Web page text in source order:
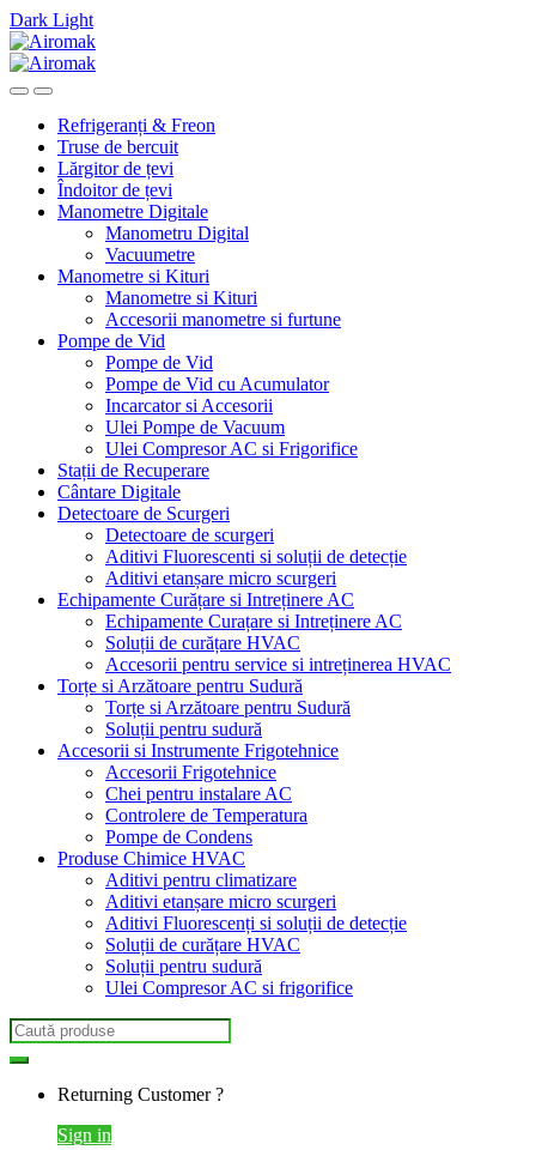
Dark Light
Skip
to
navigation
Skip
to
content
Refrigeranți & Freon
Truse de bercuit
Lărgitor de țevi
Îndoitor de țevi
Manometre Digitale
Manometru Digital
Vacuumetre
Manometre si Kituri
Manometre si Kituri
Accesorii manometre si furtune
Pompe de Vid
Pompe de Vid
Pompe de Vid cu Acumulator
Incarcator si Accesorii
Ulei Pompe de Vacuum
Ulei Compresor AC si Frigorifice
Stații de Recuperare
Cântare Digitale
Detectoare de Scurgeri
Detectoare de scurgeri
Aditivi Fluorescenti si soluții de detecție
Aditivi etanșare micro scurgeri
Echipamente Curățare si Intreținere AC
Echipamente Curațare si Intreținere AC
Soluții de curățare HVAC
Accesorii pentru service si intreținerea HVAC
Torțe si Arzătoare pentru Sudură
Torțe si Arzătoare pentru Sudură
Soluții pentru sudură
Accesorii si Instrumente Frigotehnice
Accesorii Frigotehnice
Chei pentru instalare AC
Controlere de Temperatura
Pompe de Condens
Produse Chimice HVAC
Aditivi pentru climatizare
Aditivi etanșare micro scurgeri
Aditivi Fluorescenți si soluții de detecție
Soluții de curățare HVAC
Soluții pentru sudură
Ulei Compresor AC si frigorifice
Search
for:
Returning Customer ?
Sign in